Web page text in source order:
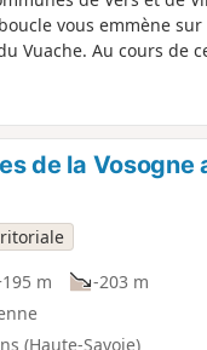
vous emmène sur
Vuache. Au cours de
Du haut de cet
sur la plaine de
du Jura et du
aménagée est à
de la Vosogne
m
-203 m
(Haute-Savoie)